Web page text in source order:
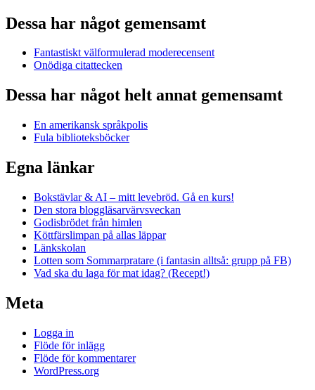
Dessa har något gemensamt
Fantastiskt välformulerad moderecensent
Onödiga citattecken
Dessa har något helt annat gemensamt
En amerikansk språkpolis
Fula biblioteksböcker
Egna länkar
Bokstävlar & AI – mitt levebröd. Gå en kurs!
Den stora bloggläsarvärvsveckan
Godisbrödet från himlen
Köttfärslimpan på allas läppar
Länkskolan
Lotten som Sommarpratare (i fantasin alltså: grupp på FB)
Vad ska du laga för mat idag? (Recept!)
Meta
Logga in
Flöde för inlägg
Flöde för kommentarer
WordPress.org